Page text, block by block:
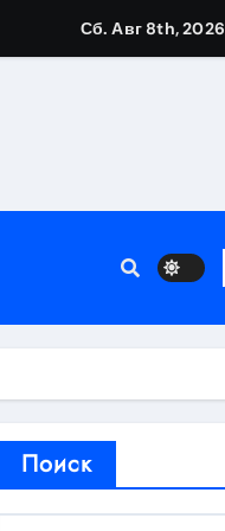
участия
Сб. Авг 8th, 2026
Поиск